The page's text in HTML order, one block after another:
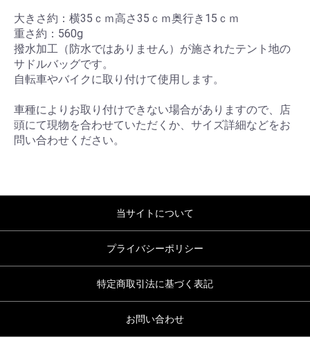
大きさ約：横35ｃｍ高さ35ｃｍ奥行き15ｃｍ
重さ約：560g
撥水加工（防水ではありません）が施されたテント地の
サドルバッグです。
自転車やバイクに取り付けて使用します。
車種によりお取り付けできない場合がありますので、店
頭にて現物を合わせていただくか、サイズ詳細などをお
問い合わせください。
当サイトについて
プライバシーポリシー
特定商取引法に基づく表記
お問い合わせ